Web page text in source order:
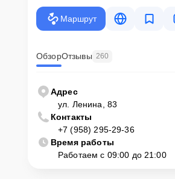
Маршрут
ОбзорОтзывы 260
Адрес
ул. Ленина, 83
Контакты
+7 (958) 295-29-36
Время работы
Работаем с 09:00 до 21:00